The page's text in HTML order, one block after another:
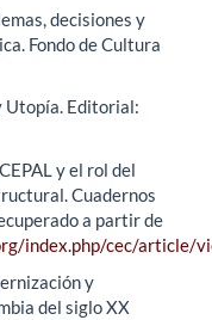
decisiones y
Fondo de Cultura
Utopía. Editorial:
y el rol del
Cuadernos
a partir de
index.php/cec/article/
y
del siglo XX